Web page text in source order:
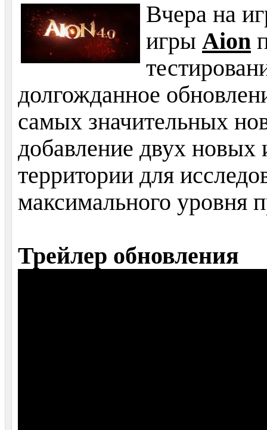
Вчера на
игры Aion
долгожданное
самых значительных
добавление двух новых
территории для
максимального уровня
Трейлер обновления